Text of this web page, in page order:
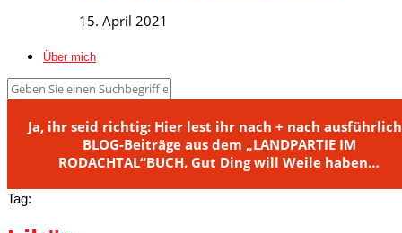
15. April 2021
Über mich
Ja, ihr seid richtig: Hier lest ihr nach + nach
BLOG-Beiträge aus dem „LANDPARTIE IM
RODACHTAL“BUCH. Gut Ding will Weile haben…
Tag: